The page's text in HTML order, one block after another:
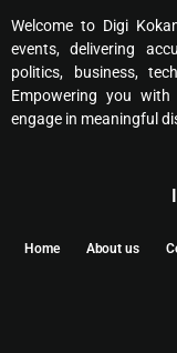
Welcome to Digi
events, delivering
politics, business,
Empowering you
engage in meaningful
Home About us